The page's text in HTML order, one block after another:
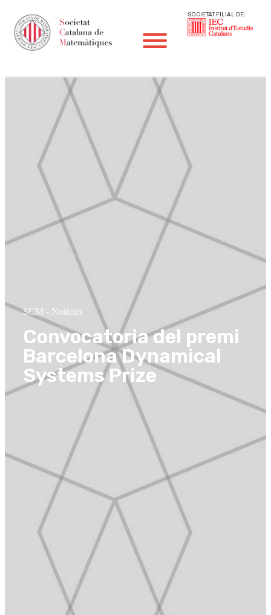
SOCIETAT FILIAL DE:
Convocatoria del premi
Barcelona Dynamical
Systems Prize
SCM - Notícies